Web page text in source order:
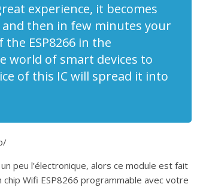
experience, it becomes
then in few minutes your
ESP8266 in the
world of smart devices to
of this IC will spread it into
peu l’électronique, alors ce module est fait
Wifi ESP8266 programmable avec votre
de
Neo CoolCam: une
d’accessoires z-wave à
moitié prix
14 novembre 2017 Vincent D